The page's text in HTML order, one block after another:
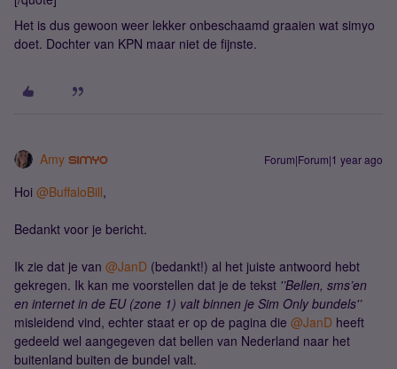
Het is dus gewoon weer lekker onbeschaamd graaien wat simyo
doet. Dochter van KPN maar niet de fijnste.
Amy Forum|Forum|1 year ago
Hoi @BuffaloBill,
Bedankt voor je bericht.
Ik zie dat je van @JanD (bedankt!) al het juiste antwoord hebt
gekregen. Ik kan me voorstellen dat je de tekst '’Bellen, sms’en
en internet in de EU (zone 1) valt binnen je Sim Only bundels'’
misleidend vind, echter staat er op de pagina die @JanD heeft
gedeeld wel aangegeven dat bellen van Nederland naar het
buitenland buiten de bundel valt.